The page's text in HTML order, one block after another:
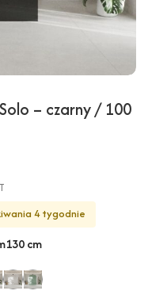
– czarny / 100
4 tygodnie
130 cm